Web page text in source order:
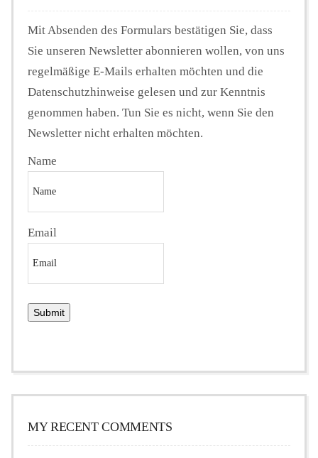
Mit Absenden des Formulars bestätigen Sie, dass
Sie unseren Newsletter abonnieren wollen, von uns
regelmäßige E-Mails erhalten möchten und die
Datenschutzhinweise gelesen und zur Kenntnis
genommen haben. Tun Sie es nicht, wenn Sie den
Newsletter nicht erhalten möchten.
Name
Email
MY RECENT COMMENTS